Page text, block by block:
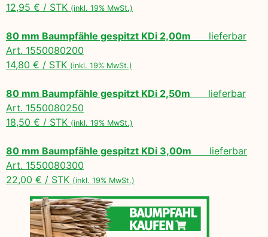
12,95 € / STK (inkl. 19% MwSt.)
80 mm Baumpfähle gespitzt KDi 2,00m lieferbar
Art. 1550080200
14,80 € / STK (inkl. 19% MwSt.)
80 mm Baumpfähle gespitzt KDi 2,50m lieferbar
Art. 1550080250
18,50 € / STK (inkl. 19% MwSt.)
80 mm Baumpfähle gespitzt KDi 3,00m lieferbar
Art. 1550080300
22,00 € / STK (inkl. 19% MwSt.)